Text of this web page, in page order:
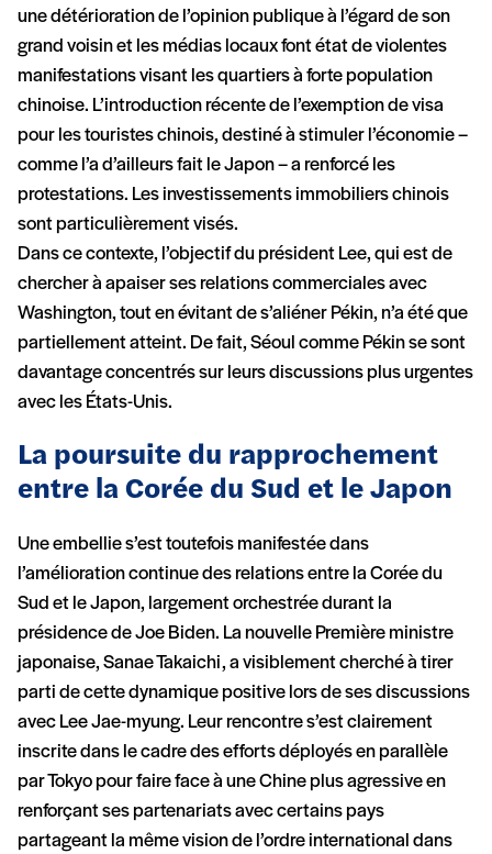
une détérioration de l’opinion publique à l’égard de son
grand voisin et les médias locaux font état de violentes
manifestations visant les quartiers à forte population
chinoise. L’introduction récente de l’exemption de visa
pour les touristes chinois, destiné à stimuler l’économie –
comme l’a d’ailleurs fait le Japon – a renforcé les
protestations. Les investissements immobiliers chinois
sont particulièrement visés.
Dans ce contexte, l’objectif du président Lee, qui est de
chercher à apaiser ses relations commerciales avec
Washington, tout en évitant de s’aliéner Pékin, n’a été que
partiellement atteint. De fait, Séoul comme Pékin se sont
davantage concentrés sur leurs discussions plus urgentes
avec les États-Unis.
La poursuite du rapprochement
entre la Corée du Sud et le Japon
Une embellie s’est toutefois manifestée dans
l’amélioration continue des relations entre la Corée du
Sud et le Japon, largement orchestrée durant la
présidence de Joe Biden. La nouvelle Première ministre
japonaise, Sanae Takaichi, a visiblement cherché à tirer
parti de cette dynamique positive lors de ses discussions
avec Lee Jae-myung. Leur rencontre s’est clairement
inscrite dans le cadre des efforts déployés en parallèle
par Tokyo pour faire face à une Chine plus agressive en
renforçant ses partenariats avec certains pays
partageant la même vision de l’ordre international dans